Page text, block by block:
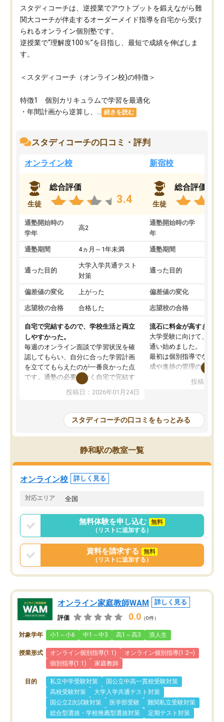
スタディコーチは、逆授業でアウトプットを鍛えながら難
関大コーチが伴走するオーダーメイド指導を自宅から受け
られるオンライン個別塾です。
逆授業で“理解度100％”を目指し、最短で成績を伸ばしま
す。
＜スタディコーチ（オンライン校)の特徴＞
特徴1 個別カリキュラムで学習を最適化
・年間計画から逆算し、...
続きを読む
スタディコーチの口コミ・評判
オンライン校
生徒
総合評価
3.4
通塾開始時の
学年
高2
通塾期間 4ヵ月～1年未満
通った目的
大学入学共通テスト
対策
偏差値の変化 上がった
志望校の合格 合格した
自宅で完結するので、学校生活と両立
しやすかった。
毎週のオンライン面談で学習状況を確
認してもらい、自分に合った学習計画
を立ててもらえたのが一番良かった点
です。通塾の必要がなく自宅で完結す
たです。コーチが現役大学生で相談し
安も気軽に話せました。勉強習慣が身
についたと感じています。また、チャ
ットで質問できるのも便利でした。一
人では迷いがちだった受験勉強を、最
だと思います。
投稿日：2026年01月24日
新宿校
生徒
総合評価
通塾開始時の学
年
通塾期間
通った目的
偏差値の変化
志望校の合格
流石に料金が高すぎる
大学受験に向けて、高2
通い始めました。
最初は個別指導でなく、
成や進捗の管理のみのコ
じ個別指導コースに変更
性が良くなかったです。
モチベーションが上がら
にやめてしまいました。
の方の予定が空いていな
唯一、塾内の設備だけは
で素晴らしかったです。
投稿日：
スタディコーチの口コミをもっとみる
静和駅の教室一覧
オンライン校 詳しく見る
対応エリア 全国
無料体験を申し込む
無料
（リストに追加する）
資料を請求する
無料
（リストに追加する）
オンライン家庭教師WAM 詳しく見る
評価 0.0 （0件）
対象学年 小1～小6 中1～中3 高1～高3 浪人生
授業形式 オンライン個別指導(1:1)
オンライン個別指導(1:2~)
個別指導(1:1)
家庭教師
目的 私立中学受験対策
国公立中高一貫校受験対策
高校受験対策
大学入学共通テスト対策
国公立2次試験対策
医学部受験
難関私立受験対策
総合型選抜・学校推薦型選抜対策
定期テスト対策